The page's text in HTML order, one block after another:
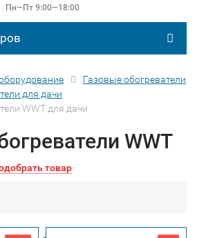
Пн—Пт 9:00—18:00
Газовые обогреватели
для дачи
WWT для дачи
WWT
товар